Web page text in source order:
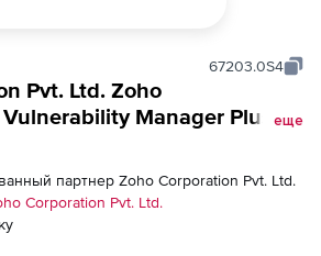
67203.0S4
Pvt. Ltd. Zoho
Manager Plus
еще
партнер Zoho Corporation Pvt. Ltd.
Corporation Pvt. Ltd.